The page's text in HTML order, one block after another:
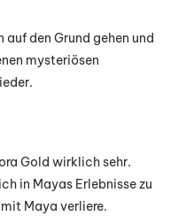
auf den Grund gehen und
mysteriösen
Gold wirklich sehr.
in Mayas Erlebnisse zu
Maya verliere.